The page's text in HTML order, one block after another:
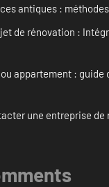
antiques :
de rénovation :
appartement : guide
une entreprise de